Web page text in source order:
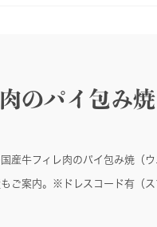
のパイ包み
産牛フィレ肉のパイ包み焼（
ご案内。※ドレスコード有（ス